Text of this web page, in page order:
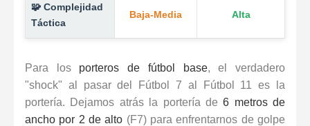
🧩 Complejidad
Táctica
Baja-Media Alta
Para los porteros de fútbol base, el verdadero
"shock" al pasar del Fútbol 7 al Fútbol 11 es la
portería. Dejamos atrás la portería de6 metros de
ancho por 2 de alto (F7) para enfrentarnos de golpe